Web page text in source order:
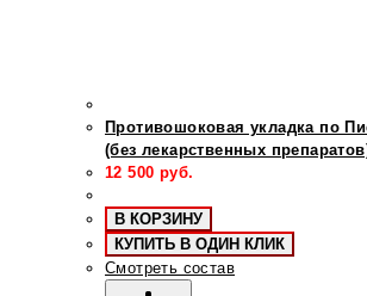
Противошоковая укладка по
(без лекарственных
12 500 руб.
В КОРЗИНУ
КУПИТЬ В ОДИН КЛИК
Смотреть состав